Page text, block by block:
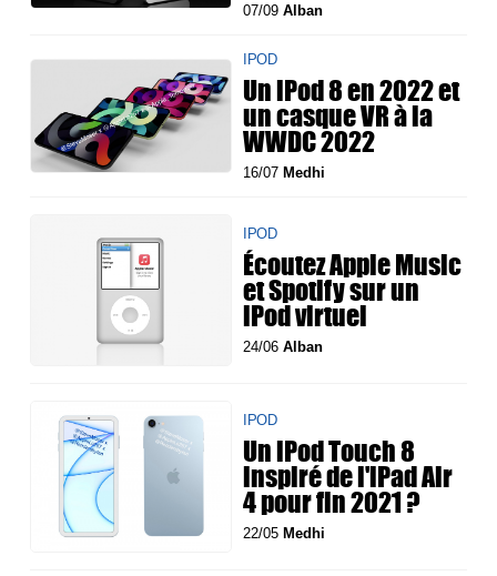
07/09Alban
IPOD
Un iPod 8 en 2022 et
un casque VR à la
WWDC 2022
16/07 Medhi
IPOD
Écoutez Apple Music
et Spotify sur un
iPod virtuel
24/06Alban
IPOD
Un iPod Touch 8
inspiré de l'iPad Air
4 pour fin 2021 ?
22/05 Medhi